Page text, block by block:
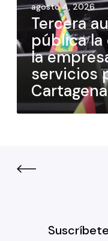
agosto 4, 2026
Tercera
pública
la
servicios
Cartagena